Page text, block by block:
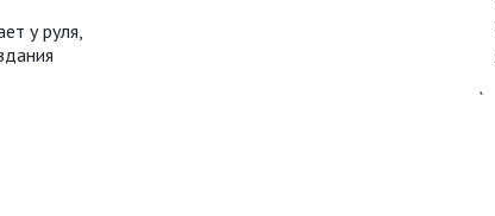
у руля,
`